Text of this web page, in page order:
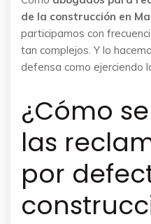
de la construcción en
participamos con
tan complejos. Y lo
defensa como ejerciendo
¿Cómo
las
por